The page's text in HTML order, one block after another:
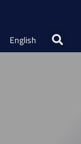
English